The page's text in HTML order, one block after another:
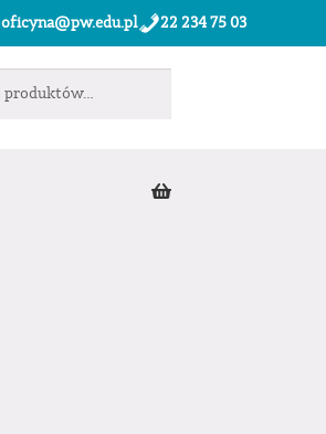
oficyna@pw.edu.pl 22 234 75 03